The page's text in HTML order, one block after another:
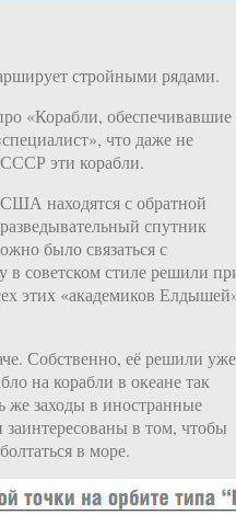
стройными рядами.
«Корабли, обеспечивавшие
что даже не
эти корабли.
находятся с обратной
спутник
было связаться с
советском стиле решили
этих «академиков
Собственно, её решили уже
на корабли в океане так
же заходы в иностранные
в том, чтобы
в море.